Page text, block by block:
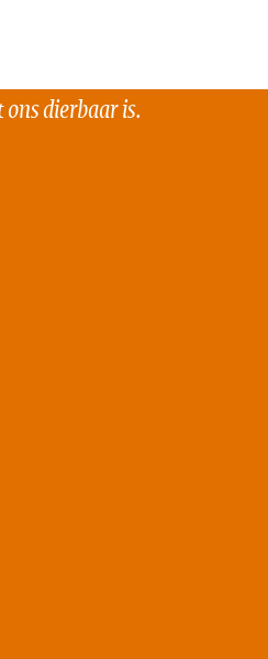
dierbaar is.